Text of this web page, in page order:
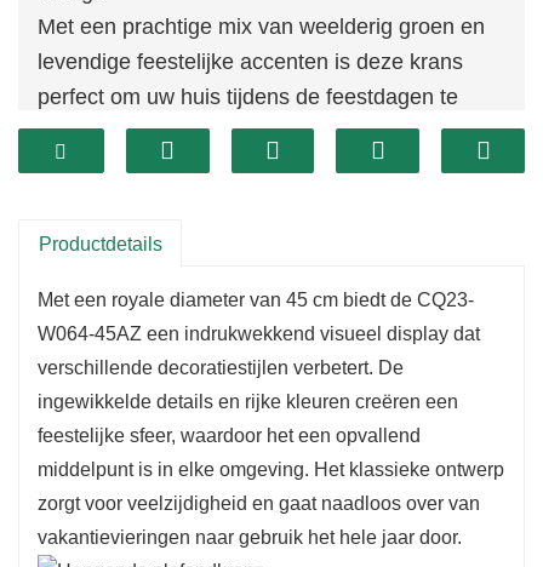
Met een prachtige mix van weelderig groen en
levendige feestelijke accenten is deze krans
perfect om uw huis tijdens de feestdagen te
verfraaien.
Door zijn aanzienlijke formaat is hij ideaal voor
schoorsteenmantels, waardoor hij meteen de
binnenkomt.
Deze krans is gemaakt van hoogwaardige,
duurzame materialen en is ontworpen om vele
vakantieseizoenen mee te gaan, zodat je de
schoonheid ervan jarenlang kunt koesteren.
Het milieuvriendelijke ontwerp weerspiegelt een
streven naar duurzaamheid, waardoor u uw
feest in stijl kunt vieren terwijl u rekening houdt
Productdetails
Met een royale diameter van 45 cm biedt de CQ23-
W064-45AZ een indrukwekkend visueel display dat
verschillende decoratiestijlen verbetert. De
ingewikkelde details en rijke kleuren creëren een
feestelijke sfeer, waardoor het een opvallend
middelpunt is in elke omgeving. Het klassieke ontwerp
zorgt voor veelzijdigheid en gaat naadloos over van
vakantievieringen naar gebruik het hele jaar door.